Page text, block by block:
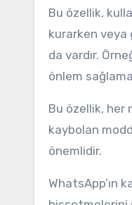
Bu özellik,
kurarken veya
da vardır.
önlem
Bu özellik, her
kaybolan
önemlidir.
WhatsApp’ın